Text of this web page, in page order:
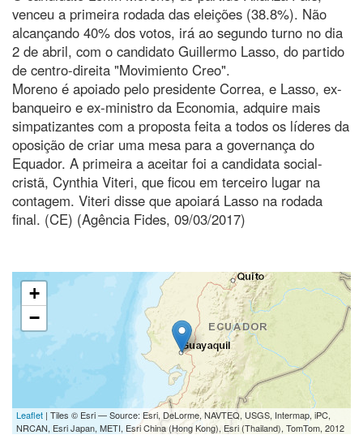
venceu a primeira rodada das eleições (38.8%). Não
alcançando 40% dos votos, irá ao segundo turno no dia
2 de abril, com o candidato Guillermo Lasso, do partido
de centro-direita "Movimiento Creo".
Moreno é apoiado pelo presidente Correa, e Lasso, ex-
banqueiro e ex-ministro da Economia, adquire mais
simpatizantes com a proposta feita a todos os líderes da
oposição de criar uma mesa para a governança do
Equador. A primeira a aceitar foi a candidata social-
cristã, Cynthia Viteri, que ficou em terceiro lugar na
contagem. Viteri disse que apoiará Lasso na rodada
final. (CE) (Agência Fides, 09/03/2017)
+
−
Leaflet | Tiles © Esri — Source: Esri, DeLorme, NAVTEQ, USGS, Intermap, iPC,
NRCAN, Esri Japan, METI, Esri China (Hong Kong), Esri (Thailand), TomTom, 2012